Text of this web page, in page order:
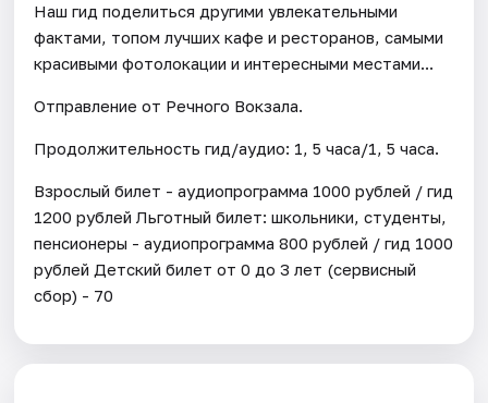
Наш гид поделиться другими увлекательными
фактами, топом лучших кафе и ресторанов, самыми
красивыми фотолокации и интересными местами...
Отправление от Речного Вокзала.
Продолжительность гид/аудио: 1, 5 часа/1, 5 часа.
Взрослый билет - аудиопрограмма 1000 рублей / гид
1200 рублей Льготный билет: школьники, студенты,
пенсионеры - аудиопрограмма 800 рублей / гид 1000
рублей Детский билет от 0 до 3 лет (сервисный
сбор) - 70